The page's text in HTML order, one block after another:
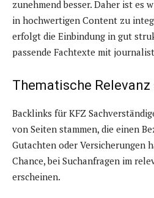
zunehmend besser. Daher ist es
in hochwertigen Content zu
erfolgt die Einbindung in gut
passende Fachtexte mit
Thematische
Backlinks für KFZ
von Seiten stammen, die einen
Gutachten oder Versicherungen
Chance, bei Suchanfragen im
erscheinen.